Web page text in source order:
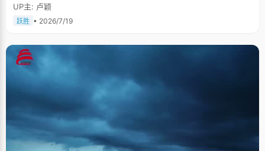
UP主: 卢颖
跃胜 • 2026/7/19